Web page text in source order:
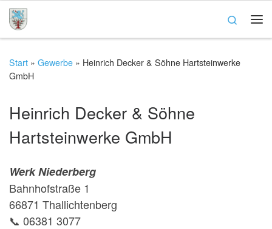
Zum Inhalt springen
Search
Start » Gewerbe » Heinrich Decker & Söhne Hartsteinwerke
GmbH
Heinrich Decker & Söhne
Hartsteinwerke GmbH
Werk Niederberg
Bahnhofstraße 1
66871 Thallichtenberg
📞 06381 3077